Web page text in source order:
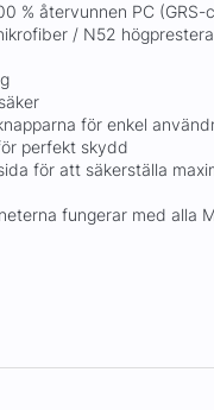
% återvunnen PC (GRS-
/ N52
för enkel
perfekt skydd
för att säkerställa
fungerar med alla